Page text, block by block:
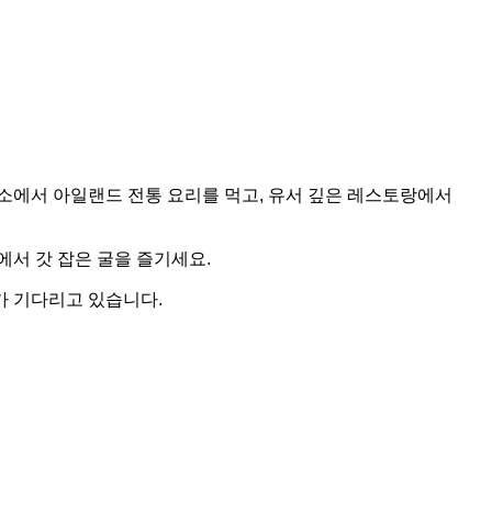
서 아일랜드 전통 요리를 먹고, 유서 깊은 레스토랑에서
서 갓 잡은 굴을 즐기세요.
기다리고 있습니다.